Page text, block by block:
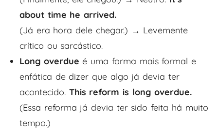
about time he arrived.
(Já era hora dele chegar.) → Levemente
crítico ou sarcástico.
Long overdue é uma forma mais formal e
enfática de dizer que algo já devia ter
acontecido. This reform is long overdue.
(Essa reforma já devia ter sido feita há muito
tempo.)